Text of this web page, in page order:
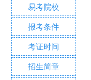
易考院校
报考条件
考证时间
招生简章